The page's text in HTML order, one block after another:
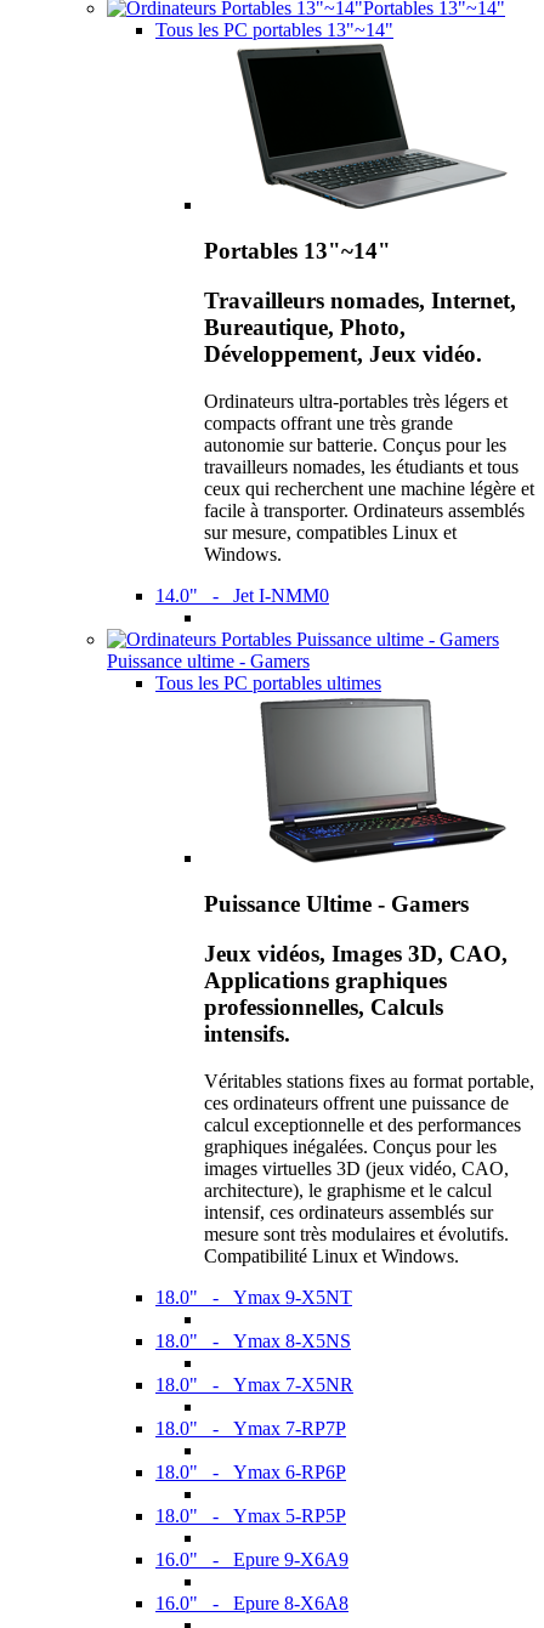
Portables 13"~14"
Tous les PC portables 13"~14"
Portables 13"~14"
Travailleurs nomades, Internet,
Bureautique, Photo,
Développement, Jeux vidéo.
Ordinateurs ultra-portables très légers et
compacts offrant une très grande
autonomie sur batterie. Conçus pour les
travailleurs nomades, les étudiants et tous
ceux qui recherchent une machine légère et
facile à transporter. Ordinateurs assemblés
sur mesure, compatibles Linux et
Windows.
14.0" - Jet I-NMM0
Puissance ultime - Gamers
Tous les PC portables ultimes
Puissance Ultime - Gamers
Jeux vidéos, Images 3D, CAO,
Applications graphiques
professionnelles, Calculs
intensifs.
Véritables stations fixes au format portable,
ces ordinateurs offrent une puissance de
calcul exceptionnelle et des performances
graphiques inégalées. Conçus pour les
images virtuelles 3D (jeux vidéo, CAO,
architecture), le graphisme et le calcul
intensif, ces ordinateurs assemblés sur
mesure sont très modulaires et évolutifs.
Compatibilité Linux et Windows.
18.0" - Ymax 9-X5NT
18.0" - Ymax 8-X5NS
18.0" - Ymax 7-X5NR
18.0" - Ymax 7-RP7P
18.0" - Ymax 6-RP6P
18.0" - Ymax 5-RP5P
16.0" - Epure 9-X6A9
16.0" - Epure 8-X6A8